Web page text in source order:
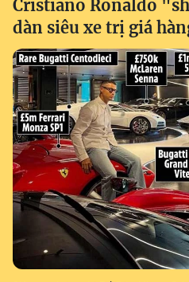
Cristiano Ronaldo
dàn siêu xe trị giá